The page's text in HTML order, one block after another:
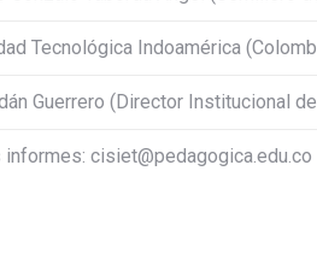
Tecnológica Indoamérica
Guerrero (Director Institucional
informes: cisiet@pedagogica.edu.co